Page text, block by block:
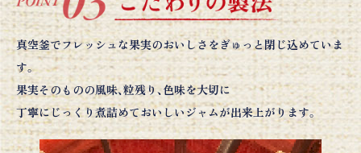
真空釜でフレッシュな果実のおいしさをぎゅっと閉じ込めていま
す。
果実そのものの風味、粒残り、色味を大切に
丁寧にじっくり煮詰めておいしいジャムが出来上がります。